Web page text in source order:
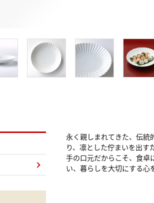
永く親しまれてきた、伝統
り、凛とした佇まいを出
手の口元だからこそ、食卓
い、暮らしを大切にする心